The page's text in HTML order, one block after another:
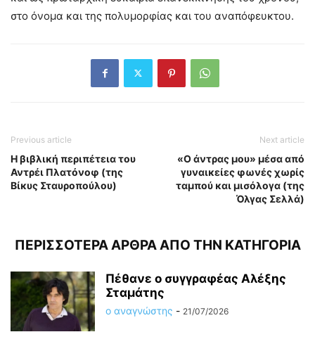
στο όνομα και της πολυμορφίας και του αναπόφευκτου.
Previous article
Η βιβλική περιπέτεια του
Αντρέι Πλατόνοφ (της
Βίκυς Σταυροπούλου)
Next article
«Ο άντρας μου» μέσα από
γυναικείες φωνές χωρίς
ταμπού και μισόλογα (της
Όλγας Σελλά)
ΠΕΡΙΣΣΟΤΕΡΑ ΑΡΘΡΑ ΑΠΟ ΤΗΝ ΚΑΤΗΓΟΡΙΑ
Πέθανε ο συγγραφέας Αλέξης
Σταμάτης
ο αναγνώστης - 21/07/2026